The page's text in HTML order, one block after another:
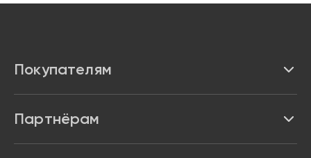
Покупателям
Партнёрам